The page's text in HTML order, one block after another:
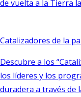
de vuelta a la Tierra
Catalizadores de la
Descubre a los
los líderes y los
duradera a través de